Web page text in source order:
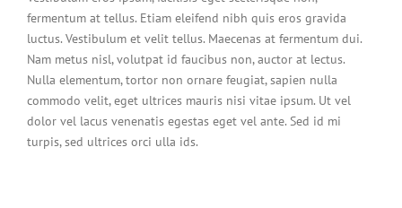
fermentum at tellus. Etiam eleifend nibh quis eros gravida
luctus. Vestibulum et velit tellus. Maecenas at fermentum dui.
Nam metus nisl, volutpat id faucibus non, auctor at lectus.
Nulla elementum, tortor non ornare feugiat, sapien nulla
commodo velit, eget ultrices mauris nisi vitae ipsum. Ut vel
dolor vel lacus venenatis egestas eget vel ante. Sed id mi
turpis, sed ultrices orci ulla ids.